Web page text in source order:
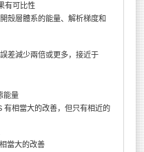
有可比性
殼層體系的能量、解析梯度和
差減少兩倍或更多，接近于
能量
有相當大的改善，但只有相近的
當大的改善